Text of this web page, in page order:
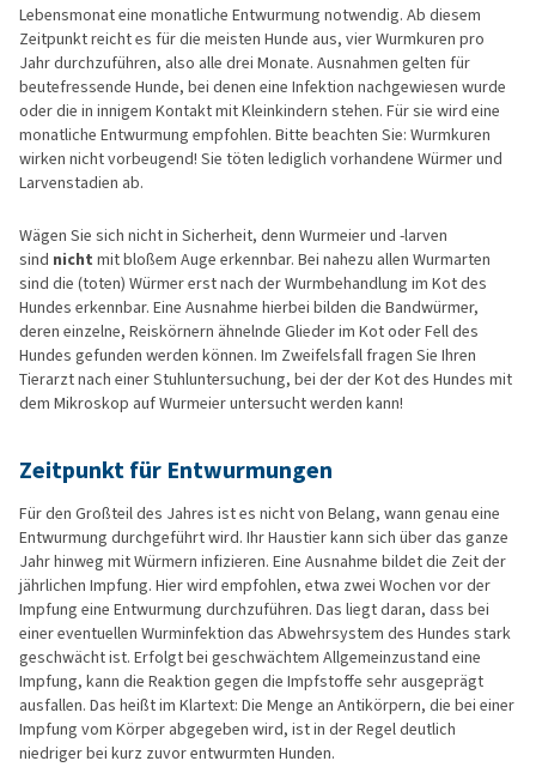
Lebensmonat eine monatliche Entwurmung notwendig. Ab diesem
Zeitpunkt reicht es für die meisten Hunde aus, vier Wurmkuren pro
Jahr durchzuführen, also alle drei Monate. Ausnahmen gelten für
beutefressende Hunde, bei denen eine Infektion nachgewiesen wurde
oder die in innigem Kontakt mit Kleinkindern stehen. Für sie wird eine
monatliche Entwurmung empfohlen. Bitte beachten Sie: Wurmkuren
wirken nicht vorbeugend! Sie töten lediglich vorhandene Würmer und
Larvenstadien ab.
Wägen Sie sich nicht in Sicherheit, denn Wurmeier und -larven
sind nicht mit bloßem Auge erkennbar. Bei nahezu allen Wurmarten
sind die (toten) Würmer erst nach der Wurmbehandlung im Kot des
Hundes erkennbar. Eine Ausnahme hierbei bilden die Bandwürmer,
deren einzelne, Reiskörnern ähnelnde Glieder im Kot oder Fell des
Hundes gefunden werden können. Im Zweifelsfall fragen Sie Ihren
Tierarzt nach einer Stuhluntersuchung, bei der der Kot des Hundes mit
dem Mikroskop auf Wurmeier untersucht werden kann!
Zeitpunkt für Entwurmungen
Für den Großteil des Jahres ist es nicht von Belang, wann genau eine
Entwurmung durchgeführt wird. Ihr Haustier kann sich über das ganze
Jahr hinweg mit Würmern infizieren. Eine Ausnahme bildet die Zeit der
jährlichen Impfung. Hier wird empfohlen, etwa zwei Wochen vor der
Impfung eine Entwurmung durchzuführen. Das liegt daran, dass bei
einer eventuellen Wurminfektion das Abwehrsystem des Hundes stark
geschwächt ist. Erfolgt bei geschwächtem Allgemeinzustand eine
Impfung, kann die Reaktion gegen die Impfstoffe sehr ausgeprägt
ausfallen. Das heißt im Klartext: Die Menge an Antikörpern, die bei einer
Impfung vom Körper abgegeben wird, ist in der Regel deutlich
niedriger bei kurz zuvor entwurmten Hunden.